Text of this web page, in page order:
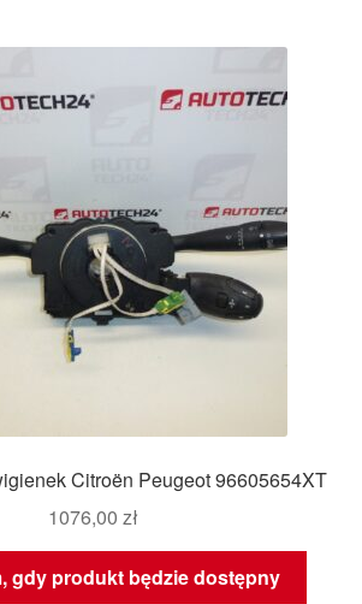
Citroën Peugeot 96605654XT
1076,00 zł
gdy produkt będzie dostępny